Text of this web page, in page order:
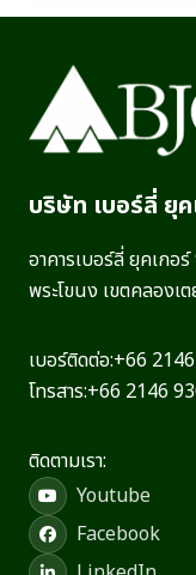
บริษัท เบอร์ลี่ ยุ
อาคารเบอร์ลี่ ยุคเกอ
พระโขนง เขตคลองเ
เบอร์ติดต่อ:+66
โทรสาร:+66 2146
ติดตามเรา:
Youtube
Facebook